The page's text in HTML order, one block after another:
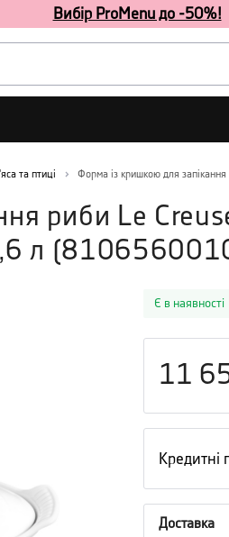
Вибір ProMenu до -50%!
та птиці Форма із кришкою для
риби Le
л (
Є в наявності
11
Кредитні
Доставка